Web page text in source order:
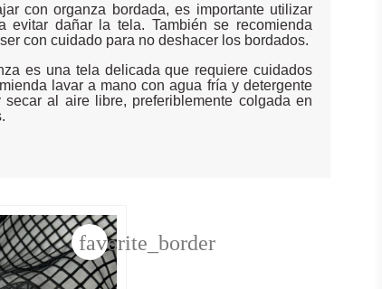
con organza bordada, es importante utilizar
evitar dañar la tela. También se recomienda
con cuidado para no deshacer los bordados.
es una tela delicada que requiere cuidados
lavar a mano con agua fría y detergente
al aire libre, preferiblemente colgada en
favorite_border